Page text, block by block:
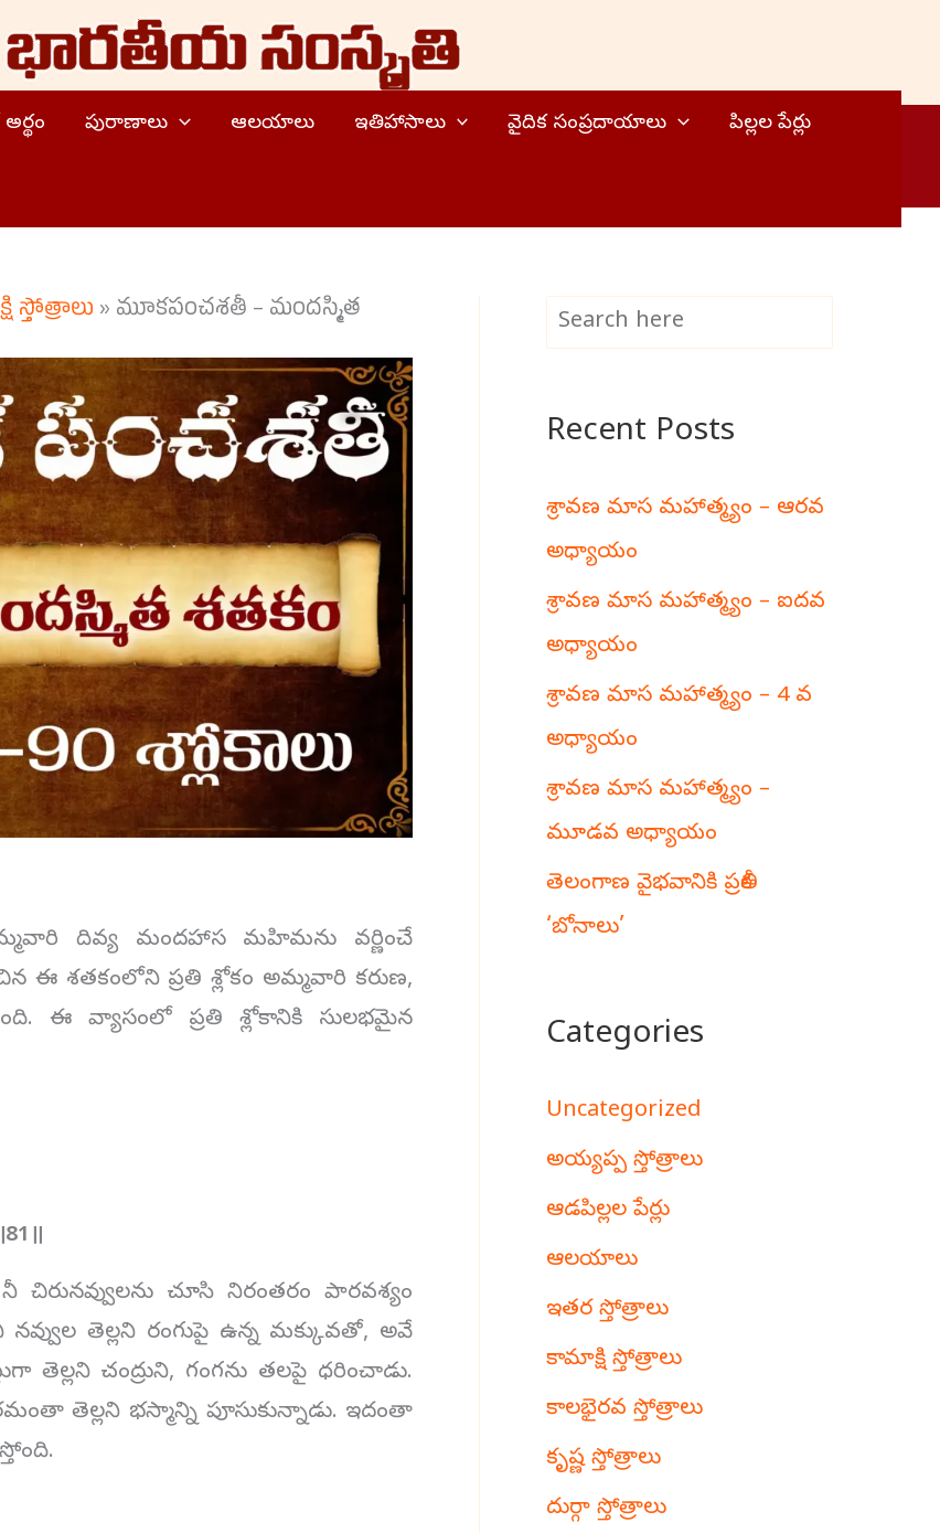
పురాణాలు ఆలయాలు ఇతిహాసాలు వైదిక సంప్రదాయాలు పిల్లల పేర్లు
స్తోత్రాలు » మూకపంచశతీ – మందస్మిత
దివ్య మందహాస మహిమను వర్ణించే
ఈ శతకంలోని ప్రతి శ్లోకం అమ్మవారి కరుణ,
ఈ వ్యాసంలో ప్రతి శ్లోకానికి సులభమైన
చూసి నిరంతరం పారవశ్యం
తెల్లని రంగుపై ఉన్న మక్కువతో, అవే
తెల్లని చంద్రుని, గంగను తలపై ధరించాడు.
తెల్లని భస్మాన్ని పూసుకున్నాడు. ఇదంతా
rRecent Posts
శ్రావణ మాస మహాత్మ్యం – ఆరవ
అధ్యాయం
శ్రావణ మాస మహాత్మ్యం – ఐదవ
అధ్యాయం
శ్రావణ మాస మహాత్మ్యం – 4 వ
అధ్యాయం
శ్రావణ మాస మహాత్మ్యం –
మూడవ అధ్యాయం
తెలంగాణ వైభవానికి ప్రతీక
‘బోనాలు’
Categories
Uncategorized
అయ్యప్ప స్తోత్రాలు
ఆడపిల్లల పేర్లు
ఆలయాలు
ఇతర స్తోత్రాలు
కామాక్షి స్తోత్రాలు
కాలభైరవ స్తోత్రాలు
కృష్ణ స్తోత్రాలు
దుర్గా స్తోత్రాలు